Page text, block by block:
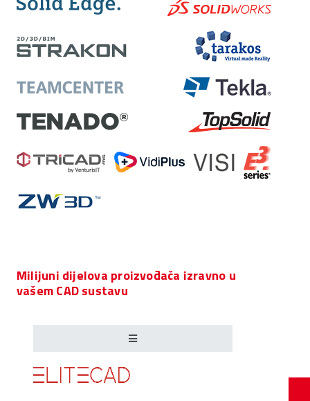
Milijuni dijelova proizvođača izravno u
vašem CAD sustavu